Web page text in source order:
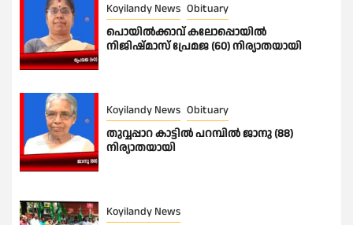
Koyilandy News Obituary
പൊയിൽക്കാവ് കലോപ്പൊയിൽ
നിജിഷ്മാസ് പ്രേമജ (60) നിര്യാതയായി
Koyilandy News Obituary
തുവ്വപ്പാറ കാട്ടിൽ പറമ്പിൽ ജാനു (88)
നിര്യാതയായി
Koyilandy News